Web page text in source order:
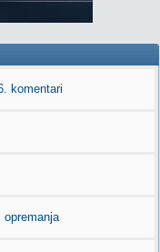
komentari
opremanja